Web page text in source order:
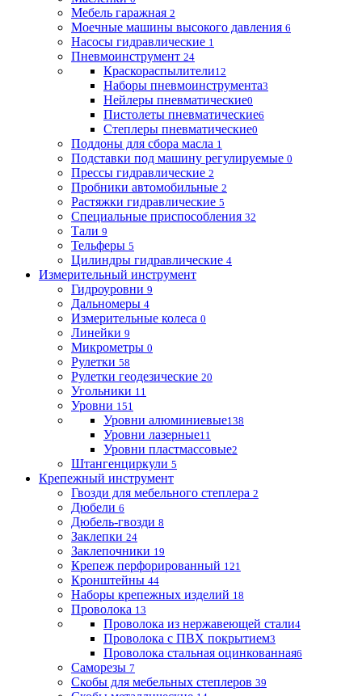
Мебель гаражная 2
Моечные машины высокого давления 6
Насосы гидравлические 1
Пневмоинструмент 24
Краскораспылители12
Наборы пневмоинструмента3
Нейлеры пневматические0
Пистолеты пневматические6
Степлеры пневматические0
Поддоны для сбора масла 1
Подставки под машину регулируемые 0
Прессы гидравлические 2
Пробники автомобильные 2
Растяжки гидравлические 5
Специальные приспособления 32
Тали 9
Тельферы 5
Цилиндры гидравлические 4
Измерительный инструмент
Гидроуровни 9
Дальномеры 4
Измерительные колеса 0
Линейки 9
Микрометры 0
Рулетки 58
Рулетки геодезические 20
Угольники 11
Уровни 151
Уровни алюминиевые138
Уровни лазерные11
Уровни пластмассовые2
Штангенциркули 5
Крепежный инструмент
Гвозди для мебельного степлера 2
Дюбели 6
Дюбель-гвозди 8
Заклепки 24
Заклепочники 19
Крепеж перфорированный 121
Кронштейны 44
Наборы крепежных изделий 18
Проволока 13
Проволока из нержавеющей стали4
Проволока с ПВХ покрытием3
Проволока стальная оцинкованная6
Саморезы 7
Скобы для мебельных степлеров 39